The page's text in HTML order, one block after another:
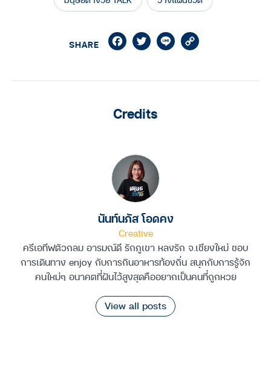
SHARE FacebookTwitterLine
Credits
นันท์นภัส โอดคง
Creative
ครีเอทีฟตัวกลม อารมณ์ดี รักภูเขา หลงรัก จ.เชียงใหม่ ชอบ
การเดินทาง enjoy กับการกินอาหารท้องถิ่น สนุกกับการรู้จัก
คนใหม่ๆ อนาคตที่ฝันไว้สูงสุดคืออยากเป็นคนที่ถูกหวย
View all posts